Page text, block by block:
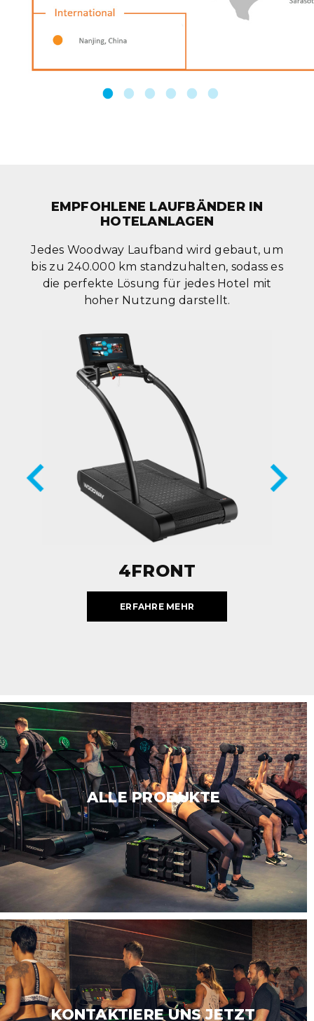
EMPFOHLENE LAUFBÄNDER IN
HOTELANLAGEN
Jedes Woodway Laufband wird gebaut, um
bis zu 240.000 km standzuhalten, sodass es
die perfekte Lösung für jedes Hotel mit
hoher Nutzung darstellt.
4FRONT
ERFAHRE MEHR
ALLE PRODUKTE
KONTAKTIERE UNS JETZT